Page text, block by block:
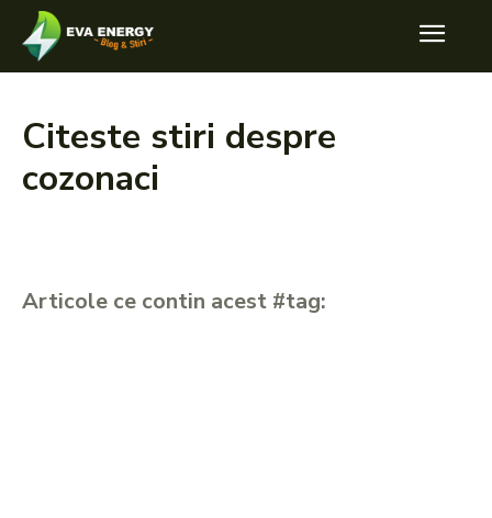
Citeste stiri despre
cozonaci
Articole ce contin acest #tag: